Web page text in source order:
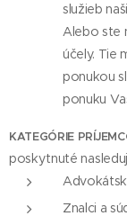
služieb
Alebo ste
účely. Tie
ponukou
ponuku
KATEGÓRIE
poskytnuté
Znalci a